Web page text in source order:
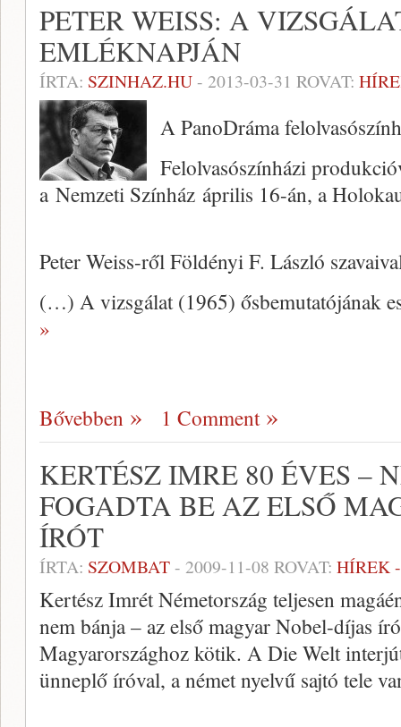
PETER WEISS: A
EMLÉKNAPJÁN
ÍRTA: SZINHAZ.HU- 2013-03-31 ROVAT:
A PanoDráma
Felolvasószínházi
a Nemzeti Színház április 16-án, a
Peter Weiss-ről Földényi F. László
(…) A vizsgálat (1965) ősbemutatójának
»
Bővebben 1 Comment
KERTÉSZ IMRE 80 ÉVES –
FOGADTA BE AZ ELSŐ
ÍRÓT
ÍRTA: SZOMBAT- 2009-11-08 ROVAT: HÍREK
Kertész Imrét Németország teljesen
nem bánja – az első magyar Nobel-díjas
Magyarországhoz kötik. A Die Welt
ünneplő íróval, a német nyelvű sajtó tele